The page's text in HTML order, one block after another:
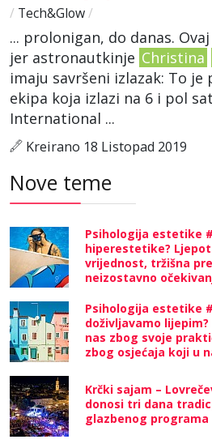
/ Tech&Glow/
... prolonigan, do danas.
jer astronautkinje Christina
imaju savršeni izlazak: To je
ekipa koja izlazi na 6 i pol
International ...
Kreirano 18 Listopad 2019
Nove teme
Psihologija estetike
hiperestetike?
vrijednost, tržišna
neizostavno
Psihologija estetike
doživljavamo
nas zbog svoje
zbog osjećaja koji u
Krčki sajam –
donosi tri dana
glazbenog programa